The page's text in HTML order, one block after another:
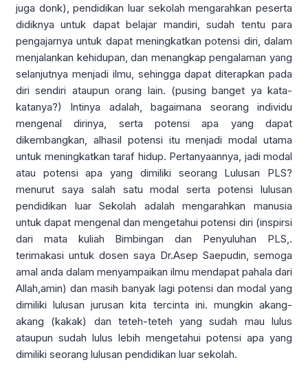
juga donk), pendidikan luar sekolah mengarahkan peserta
didiknya untuk dapat belajar mandiri, sudah tentu para
pengajarnya untuk dapat meningkatkan potensi diri, dalam
menjalankan kehidupan, dan menangkap pengalaman yang
selanjutnya menjadi ilmu, sehingga dapat diterapkan pada
diri sendiri ataupun orang lain. (pusing banget ya kata-
katanya?) Intinya adalah, bagaimana seorang individu
mengenal dirinya, serta potensi apa yang dapat
dikembangkan, alhasil potensi itu menjadi modal utama
untuk meningkatkan taraf hidup. Pertanyaannya, jadi modal
atau potensi apa yang dimiliki seorang Lulusan PLS?
menurut saya salah satu modal serta potensi lulusan
pendidikan luar Sekolah adalah mengarahkan manusia
untuk dapat mengenal dan mengetahui potensi diri (inspirsi
dari mata kuliah Bimbingan dan Penyuluhan PLS,.
terimakasi untuk dosen saya Dr.Asep Saepudin, semoga
amal anda dalam menyampaikan ilmu mendapat pahala dari
Allah,amin) dan masih banyak lagi potensi dan modal yang
dimiliki lulusan jurusan kita tercinta ini. mungkin akang-
akang (kakak) dan teteh-teteh yang sudah mau lulus
ataupun sudah lulus lebih mengetahui potensi apa yang
dimiliki seorang lulusan pendidikan luar sekolah.